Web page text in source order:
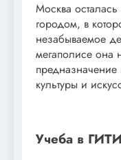
Москва
городом, в
незабываемое
мегаполисе она
предназначение
культуры и
Учеба в